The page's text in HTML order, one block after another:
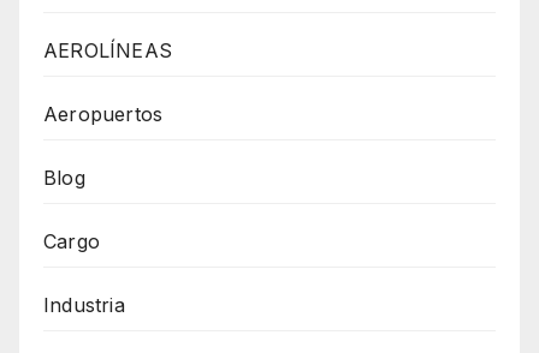
AEROLÍNEAS
Aeropuertos
Blog
Cargo
Industria